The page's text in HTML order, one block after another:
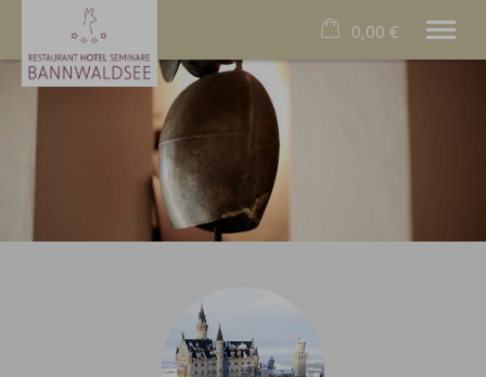
21. bis 28. August
2 Erwachsene
0,00 €
Warenkorb ist leer